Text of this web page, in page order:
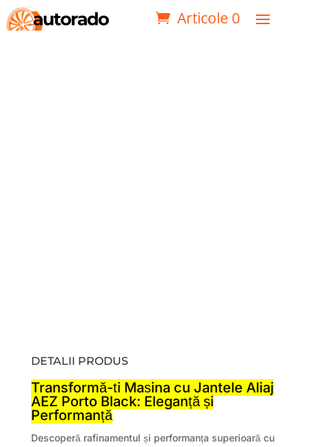
Articole 0
DETALII PRODUS
Transformă-ți Mașina cu Jantele Aliaj
AEZ Porto Black: Eleganță și
Performanță
Descoperă rafinamentul și performanța superioară cu